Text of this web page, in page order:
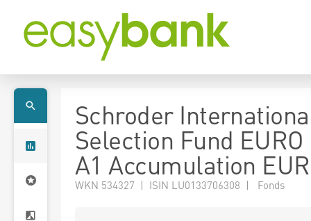
Schroder
Selection Fund
A1 Accumulation EUR
WKN 534327 | ISIN LU0133706308 | Fonds